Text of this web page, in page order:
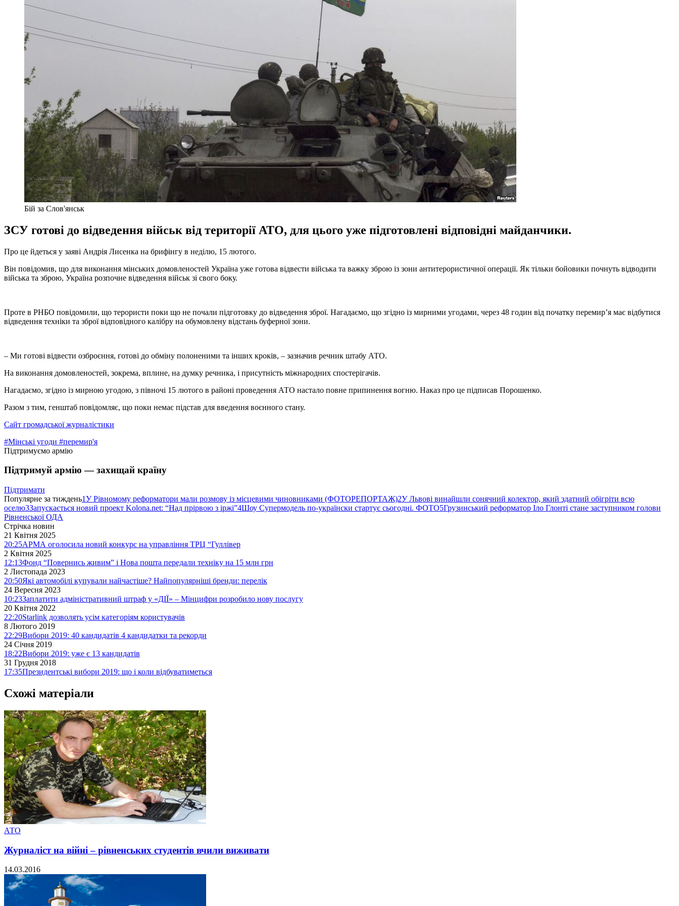
Бій за Слов'янськ
ЗСУ готові до відведення військ від території АТО, для цього уже підготовлені відповідні майданчики.
Про це йдеться у заяві Андрія Лисенка на брифінгу в неділю, 15 лютого.
Він повідомив, що для виконання мінських домовленостей Україна уже готова відвести війська та важку зброю із зони антитерористичної операції. Як тільки бойовики почнуть відводити
війська та зброю, Україна розпочне відведення військ зі свого боку.
Проте в РНБО повідомили, що терористи поки що не почали підготовку до відведення зброї. Нагадаємо, що згідно із мирними угодами, через 48 годин від початку перемир’я має відбутися
відведення техніки та зброї відповідного калібру на обумовлену відстань буферної зони.
– Ми готові відвести озброєння, готові до обміну полоненими та інших кроків, – зазначив речник штабу АТО.
На виконання домовленостей, зокрема, вплине, на думку речника, і присутність міжнародних спостерігачів.
Нагадаємо, згідно із мирною угодою, з півночі 15 лютого в районі проведення АТО настало повне припинення вогню. Наказ про це підписав Порошенко.
Разом з тим, генштаб повідомляє, що поки немає підстав для введення воєнного стану.
Сайт громадської журналістики
#Мінські угоди #перемир'я
Підтримуємо армію
Підтримуй армію — захищай країну
Підтримати
Популярне за тиждень1У Рівномому реформатори мали розмову із місцевими чиновниками (ФОТОРЕПОРТАЖ)2У Львові винайшли сонячний колектор, який здатний обігріти всю
оселю3Запускається новий проект Kolona.net: “Над прірвою з іржі”4Шоу Супермодель по-українски стартує сьогодні. ФОТО5Грузинський реформатор Іло Глонті стане заступником голови
Рівненської ОДА
Стрічка новин
21 Квітня 2025
20:25АРМА оголосила новий конкурс на управління ТРЦ “Гуллівер
2 Квітня 2025
12:13Фонд “Повернись живим” і Нова пошта передали техніку на 15 млн грн
2 Листопада 2023
20:50Які автомобілі купували найчастіше? Найпопулярніші бренди: перелік
24 Вересня 2023
10:23Заплатити адміністративний штраф у «ДІЇ» – Мінцифри розробило нову послугу
20 Квітня 2022
22:20Starlink дозволять усім категоріям користувачів
8 Лютого 2019
22:29Вибори 2019: 40 кандидатів 4 кандидатки та рекорди
24 Січня 2019
18:22Вибори 2019: уже є 13 кандидатів
31 Грудня 2018
17:35Президентські вибори 2019: що і коли відбуватиметься
Схожі матеріали
АТО
Журналіст на війні – рівненських студентів вчили виживати
14.03.2016